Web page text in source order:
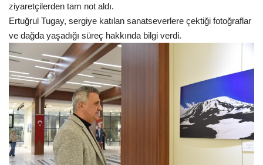
ziyaretçilerden tam not aldı.
Ertuğrul Tugay, sergiye katılan sanatseverlere çektiği fotoğraflar
ve dağda yaşadığı süreç hakkında bilgi verdi.